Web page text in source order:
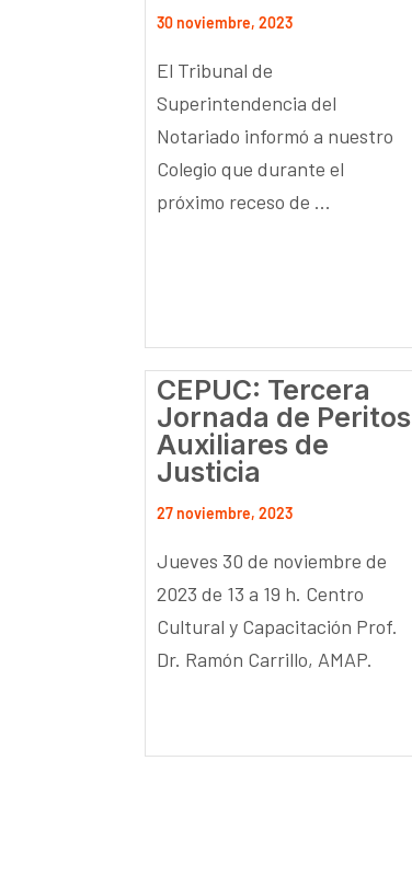
30 noviembre, 2023
El Tribunal de
Superintendencia del
Notariado informó a nuestro
Colegio que durante el
próximo receso de ...
CEPUC: Tercera
Jornada de Peritos
Auxiliares de
Justicia
27 noviembre, 2023
Jueves 30 de noviembre de
2023 de 13 a 19 h. Centro
Cultural y Capacitación Prof.
Dr. Ramón Carrillo, AMAP.